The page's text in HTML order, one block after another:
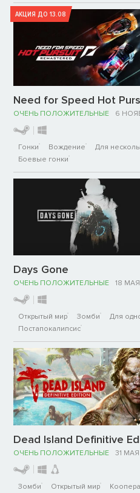
АКЦИЯ ДО 13.08
Need for Speed Hot
ОЧЕНЬ ПОЛОЖИТЕЛЬНЫЕ 6
Гонки Вождение Для
Боевые гонки
Days Gone
ОЧЕНЬ ПОЛОЖИТЕЛЬНЫЕ 18 МАЯ
Открытый мир Зомби Для
Постапокалипсис
Dead Island Definitive
ОЧЕНЬ ПОЛОЖИТЕЛЬНЫЕ 31 МАЯ
Зомби Открытый мир